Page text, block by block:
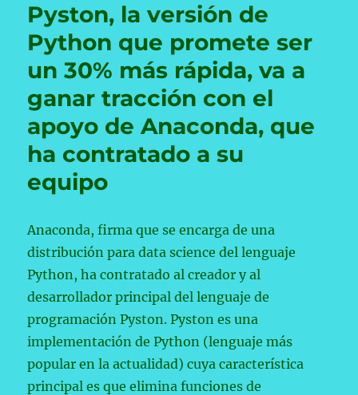
Pyston, la versión de
Python que promete ser
un 30% más rápida, va a
ganar tracción con el
apoyo de Anaconda, que
ha contratado a su
equipo
Anaconda, firma que se encarga de una
distribución para data science del lenguaje
Python, ha contratado al creador y al
desarrollador principal del lenguaje de
programación Pyston. Pyston es una
implementación de Python (lenguaje más
popular en la actualidad) cuya característica
principal es que elimina funciones de